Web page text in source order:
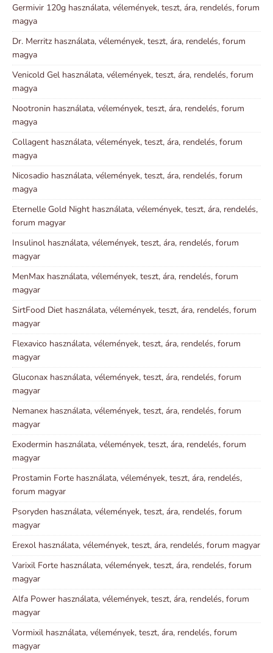
Germivir 120g használata, vélemények, teszt, ára, rendelés, forum
magya
Dr. Merritz használata, vélemények, teszt, ára, rendelés, forum
magya
Venicold Gel használata, vélemények, teszt, ára, rendelés, forum
magya
Nootronin használata, vélemények, teszt, ára, rendelés, forum
magya
Collagent használata, vélemények, teszt, ára, rendelés, forum
magya
Nicosadio használata, vélemények, teszt, ára, rendelés, forum
magya
Eternelle Gold Night használata, vélemények, teszt, ára, rendelés,
forum magyar
Insulinol használata, vélemények, teszt, ára, rendelés, forum
magyar
MenMax használata, vélemények, teszt, ára, rendelés, forum
magyar
SirtFood Diet használata, vélemények, teszt, ára, rendelés, forum
magyar
Flexavico használata, vélemények, teszt, ára, rendelés, forum
magyar
Gluconax használata, vélemények, teszt, ára, rendelés, forum
magyar
Nemanex használata, vélemények, teszt, ára, rendelés, forum
magyar
Exodermin használata, vélemények, teszt, ára, rendelés, forum
magyar
Prostamin Forte használata, vélemények, teszt, ára, rendelés,
forum magyar
Psoryden használata, vélemények, teszt, ára, rendelés, forum
magyar
Erexol használata, vélemények, teszt, ára, rendelés, forum magyar
Varixil Forte használata, vélemények, teszt, ára, rendelés, forum
magyar
Alfa Power használata, vélemények, teszt, ára, rendelés, forum
magyar
Vormixil használata, vélemények, teszt, ára, rendelés, forum
magyar